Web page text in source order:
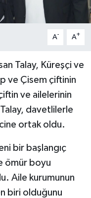
A- A+
Talay, Küreşçi ve
ve Çisem çiftinin
ve ailelerinin
davetlilerle
ortak oldu.
bir başlangıç
ömür boyu
Aile kurumunun
biri olduğunu